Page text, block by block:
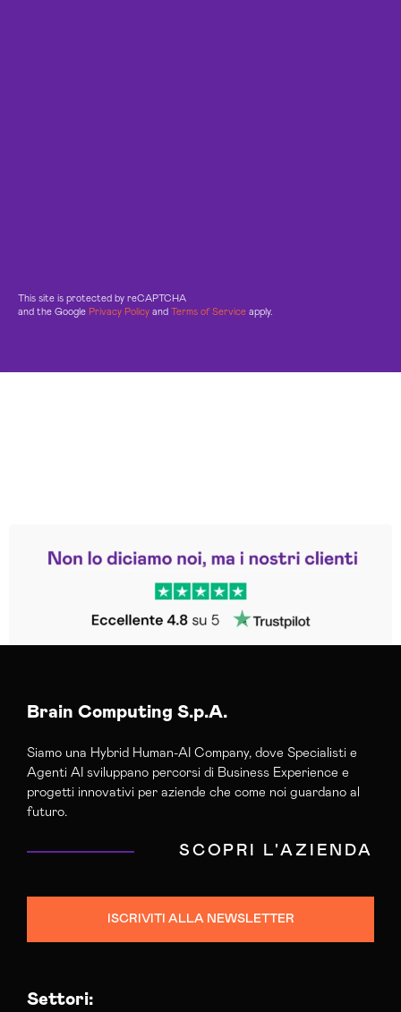
This site is protected by reCAPTCHA
and the Google Privacy Policy and Terms of Service apply.
Trustpilot
Brain Computing S.p.A.
Siamo una Hybrid Human-AI Company, dove Specialisti e
Agenti AI sviluppano percorsi di Business Experience e
progetti innovativi per aziende che come noi guardano al
futuro.
SCOPRI L'AZIENDA
ISCRIVITI ALLA NEWSLETTER
Settori: